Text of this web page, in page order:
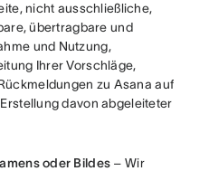
nicht ausschließliche,
übertragbare und
und Nutzung,
Ihrer Vorschläge,
zu Asana auf
davon abgeleiteter
oder Bildes – Wir